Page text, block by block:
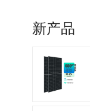
新产品